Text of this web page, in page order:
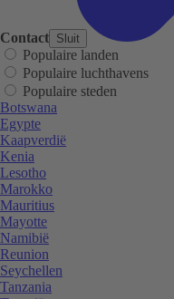
Contact Sluit
Populaire landen
Populaire luchthavens
Populaire steden
Botswana
Egypte
Kaapverdië
Kenia
Lesotho
Marokko
Mauritius
Mayotte
Namibië
Reunion
Seychellen
Tanzania